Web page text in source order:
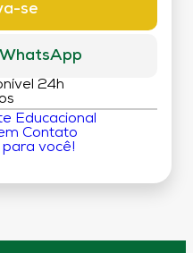
se
24h
Educacional
Contato
para você!